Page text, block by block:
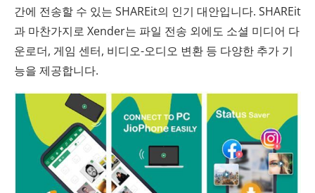
간에 전송할 수 있는 SHAREit의 인기 대안입니다. SHAREit
과 마찬가지로 Xender는 파일 전송 외에도 소셜 미디어 다
운로더, 게임 센터, 비디오-오디오 변환 등 다양한 추가 기
능을 제공합니다.